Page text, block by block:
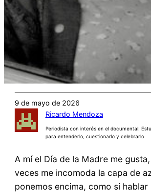
9 de mayo de 2026
Ricardo Mendoza
Periodista con interés en el documental.
para entenderlo, cuestionarlo y celebrarlo.
A mí el Día de la Madre me
veces me incomoda la capa de
ponemos encima, como si hablar